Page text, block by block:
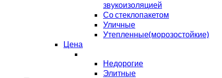
звукоизоляцией
Со стеклопакетом
Уличные
Утепленные(морозостойкие)
Цена
Недорогие
Элитные